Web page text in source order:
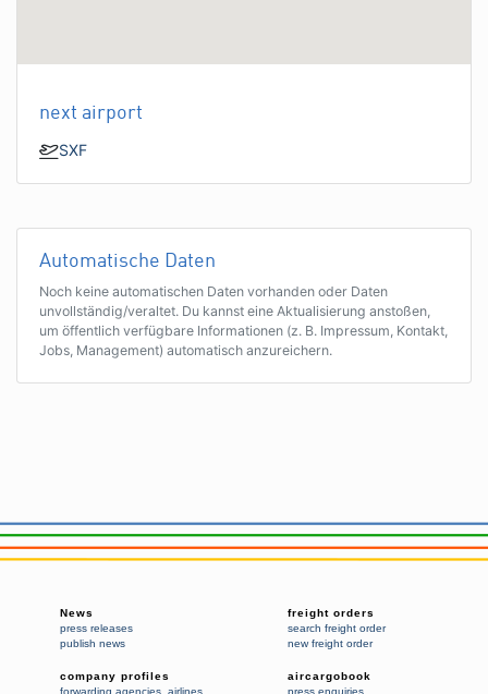
next airport
SXF
Automatische Daten
Noch keine automatischen Daten vorhanden oder Daten
unvollständig/veraltet. Du kannst eine Aktualisierung anstoßen,
um öffentlich verfügbare Informationen (z. B. Impressum, Kontakt,
Jobs, Management) automatisch anzureichern.
News
press releases
publish news
freight orders
search freight order
new freight order
company profiles
forwarding agencies airlines
aircargobook
press enquiries